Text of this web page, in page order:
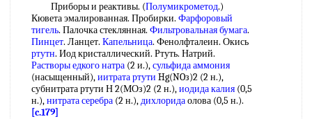
Приборы и реактивы. (Полумикрометод.)
Кювета эмалированная. Пробирки. Фарфоровый
тигель. Палочка стеклянная. Фильтровальная бумага.
Пинцет. Ланцет. Капельница. Фенолфталеин. Окись
ртутн. Иод кристаллический. Ртуть. Натрий.
Растворы едкого натра (2 и.),сульфида аммония
(насыщенный),иитрата ртути Hg(NOз)2 (2 н.),
субнитрата ртути Н 2(МОз)2 (2 н.),иодида калия (0,5
н.),нитрата серебра (2 н.),дихлоридаолова (0,5 н.).
[c.179]